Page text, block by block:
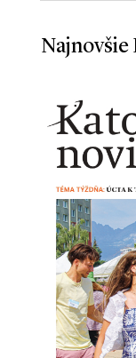
Najnovšie